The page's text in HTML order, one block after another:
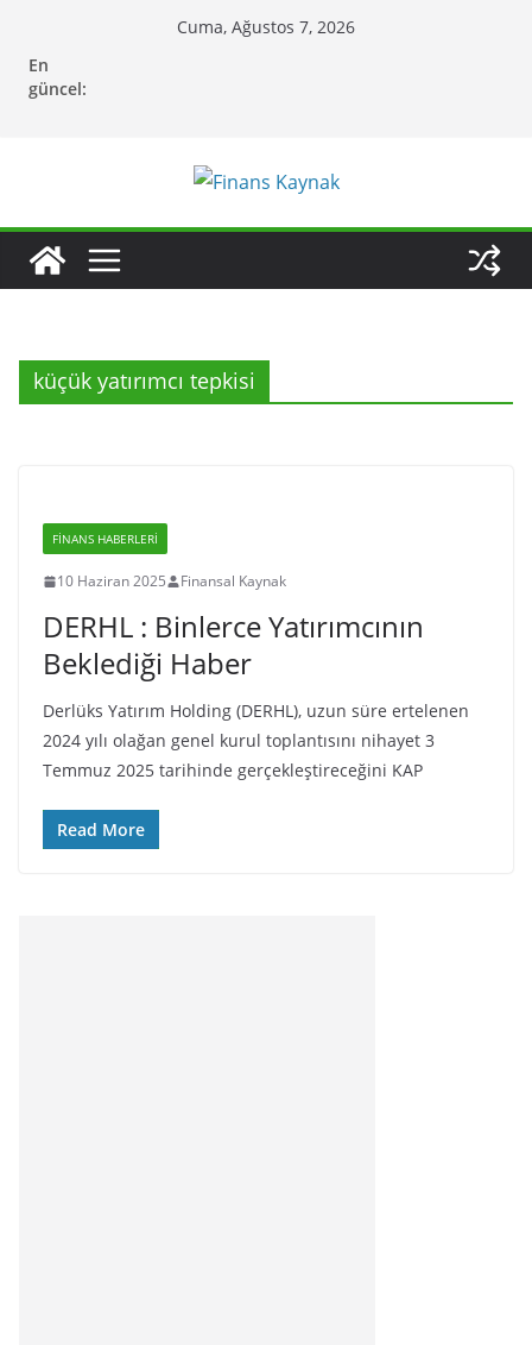
content
Cuma, Ağustos 7, 2026
En
güncel:
küçük yatırımcı tepkisi
FINANS HABERLERI
10 Haziran 2025 Finansal Kaynak
DERHL : Binlerce Yatırımcının
Beklediği Haber
Derlüks Yatırım Holding (DERHL), uzun süre ertelenen
2024 yılı olağan genel kurul toplantısını nihayet 3
Temmuz 2025 tarihinde gerçekleştireceğini KAP
Read More